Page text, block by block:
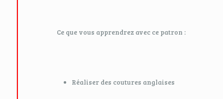
Ce que vous apprendrez avec ce patron :
Réaliser des coutures anglaises